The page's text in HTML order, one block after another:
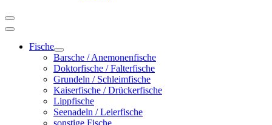
Fische
Barsche / Anemonenfische
Doktorfische / Falterfische
Grundeln / Schleimfische
Kaiserfische / Drückerfische
Lippfische
Seenadeln / Leierfische
sonstige Fische